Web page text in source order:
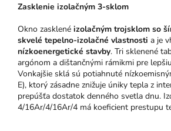
Zasklenie izolačným 3-sklom
Okno zasklené izolačným trojsklom so
skvelé tepelno-izolačné vlastnosti a je
nízkoenergetické stavby. Tri sklenené
argónom a dištančnými rámikmi pre
Vonkajšie sklá sú potiahnuté
E), ktorý zásadne znižuje úniky tepla z
prepúšťa dostatok denného svetla dnu.
4/16Ar/4/16Ar/4 má koeficient prestupu